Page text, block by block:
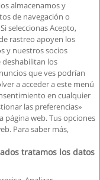
Laborales
CIIDECO
almacenamos y
de navegación o
seleccionas Acepto,
rastreo apoyen los
y nuestros socios
deshabilitan los
que ves podrían
a acceder a este menú
en cualquier
las preferencias»
página web. Tus opciones
Para saber más,
tratamos los datos